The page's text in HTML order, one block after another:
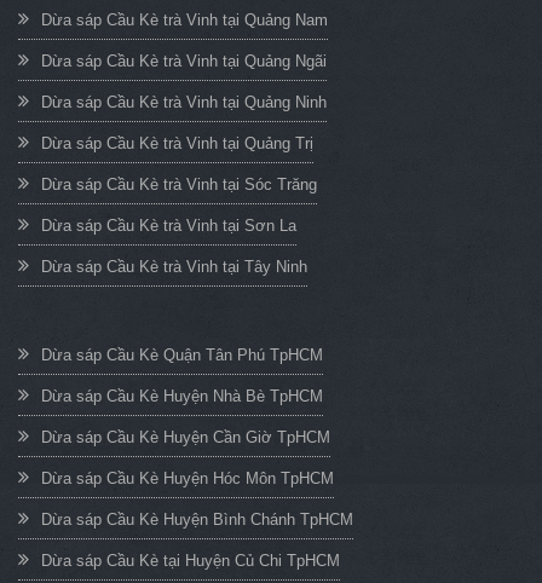
Dừa sáp Cầu Kè trà Vinh tại Quảng Nam
Dừa sáp Cầu Kè trà Vinh tại Quảng Ngãi
Dừa sáp Cầu Kè trà Vinh tại Quảng Ninh
Dừa sáp Cầu Kè trà Vinh tại Quảng Trị
Dừa sáp Cầu Kè trà Vinh tại Sóc Trăng
Dừa sáp Cầu Kè trà Vinh tại Sơn La
Dừa sáp Cầu Kè trà Vinh tại Tây Ninh
Dừa sáp Cầu Kè Quận Tân Phú TpHCM
Dừa sáp Cầu Kè Huyện Nhà Bè TpHCM
Dừa sáp Cầu Kè Huyện Cần Giờ TpHCM
Dừa sáp Cầu Kè Huyện Hóc Môn TpHCM
Dừa sáp Cầu Kè Huyện Bình Chánh TpHCM
Dừa sáp Cầu Kè tại Huyện Củ Chi TpHCM